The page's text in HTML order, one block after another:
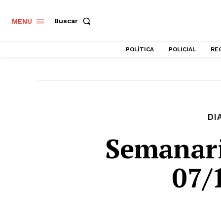
MENU Buscar
POLÍTICA POLICIAL
07/